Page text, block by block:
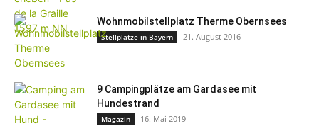
Wohnmobilstellplatz Therme Obernsees
Stellplätze in Bayern 21. August 2016
9 Campingplätze am Gardasee mit
Hundestrand
Magazin 16. Mai 2019